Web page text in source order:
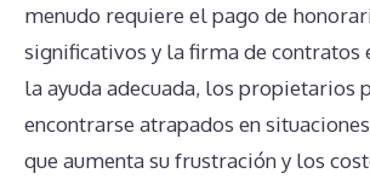
menudo requiere el pago de
significativos y la firma de contratos
la ayuda adecuada, los propietarios
encontrarse atrapados en
que aumenta su frustración y los